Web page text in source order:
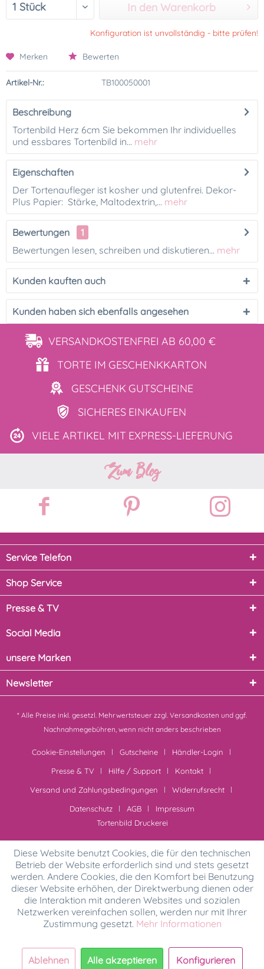
In den Warenkorb
Konfiguration ist unvollständig - bitte prüfen!
Merken Bewerten
Artikel-Nr.: TB100050001
Beschreibung
Tortenbild Herz 6cm Sie bekommen Ihr individuelles
und essbares Tortenbild in... mehr
Eigenschaften
Der Tortenaufleger ist kosher und glutenfrei. Dekor-
Plus Papier: Stärke, Maltodextrin,... mehr
Bewertungen
1
Bewertungen lesen, schreiben und diskutieren... mehr
Kunden kauften auch
Kunden haben sich ebenfalls angesehen
VERSANDKOSTENFREI AB 60,00 €
TORTE IM GESCHENKKARTON
GESCHENK GUTSCHEINE
SICHERES EINKAUFEN
VIELE ARTIKEL MIT EXPRESS-LIEFERUNG
Zum Blog
Service Telefon
Shop Service
Presse & TV
Social Media
unsere Marken
Newsletter
* Alle Preise inkl. gesetzl. Mehrwertsteuer zzgl. Versandkosten und ggf.
Nachnahmegebühren, wenn nicht anders beschrieben
Cookie-Einstellungen Gutscheine
Händler-Login
Presse & TV
Hilfe / Support
Kontakt
Versand und Zahlungsbedingungen
Widerrufsrecht
Datenschutz
AGB
Impressum
Tortenbild Druckerei
Diese Website benutzt Cookies, die für den technischen
Betrieb der Website erforderlich sind und stets gesetzt
werden. Andere Cookies, die den Komfort bei Benutzung
dieser Website erhöhen, der Direktwerbung dienen oder
die Interaktion mit anderen Websites und sozialen
Netzwerken vereinfachen sollen, werden nur mit Ihrer
Zustimmung gesetzt. Mehr Informationen
Ablehnen Alle akzeptieren Konfigurieren